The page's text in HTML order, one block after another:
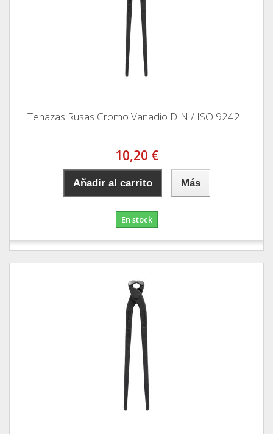
Tenazas Rusas Cromo Vanadio DIN / ISO 9242...
10,20 €
Añadir al carrito Más
En stock